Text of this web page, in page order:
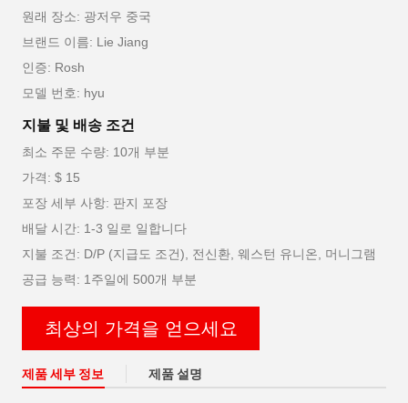
원래 장소: 광저우 중국
브랜드 이름: Lie Jiang
인증: Rosh
모델 번호: hyu
지불 및 배송 조건
최소 주문 수량: 10개 부분
가격: $ 15
포장 세부 사항: 판지 포장
배달 시간: 1-3 일로 일합니다
지불 조건: D/P (지급도 조건), 전신환, 웨스턴 유니온, 머니그램
공급 능력: 1주일에 500개 부분
최상의 가격을 얻으세요
제품 세부 정보 제품 설명